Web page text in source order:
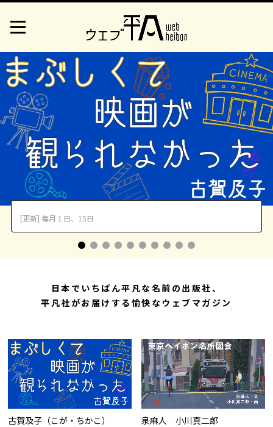
[更新] 毎月１日、15日
0
日本でいちばん平凡な名前の出版社、
平凡社がお届けする愉快なウェブマガジン
古賀及子（こが・ちかこ） 泉麻人 小川真二郎